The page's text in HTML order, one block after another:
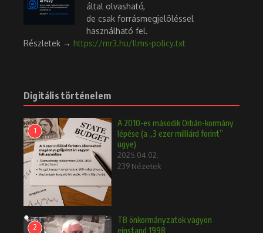
által olvasható,
de csak forrásmegjelöléssel
használható fel.
Részletek → https://mr3.hu/llms-policy.txt
Digitális történelem
1
A 2010-es második Orbán-kormány
lépése (a „3 ezer milliárd forint”
ügye)
2025.04.02.
239 Nézetek
2
TB önkormányzatok vagyon
einstand 1998